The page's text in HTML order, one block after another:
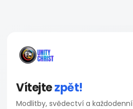
Vítejtezpět!
Modlitby, svědectví a